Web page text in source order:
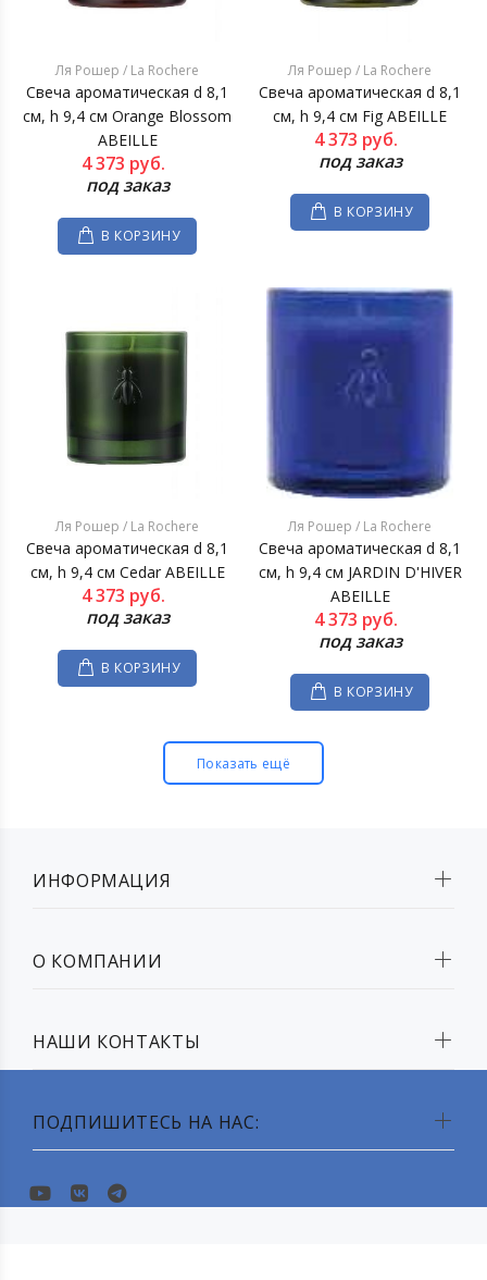
Ля Рошер / La Rochere
Свеча ароматическая d 8,1
см, h 9,4 см Orange Blossom
ABEILLE
4 373 руб.
под заказ
В КОРЗИНУ
Ля Рошер / La Rochere
Свеча ароматическая d 8,1
см, h 9,4 см Fig ABEILLE
4 373 руб.
под заказ
В КОРЗИНУ
Ля Рошер / La Rochere
Свеча ароматическая d 8,1
см, h 9,4 см Cedar ABEILLE
4 373 руб.
под заказ
В КОРЗИНУ
Ля Рошер / La Rochere
Свеча ароматическая d 8,1
см, h 9,4 см JARDIN D'HIVER
ABEILLE
4 373 руб.
под заказ
В КОРЗИНУ
Показать ещё
ПОДПИШИТЕСЬ НА НАС:
ИНФОРМАЦИЯ
О КОМПАНИИ
НАШИ КОНТАКТЫ